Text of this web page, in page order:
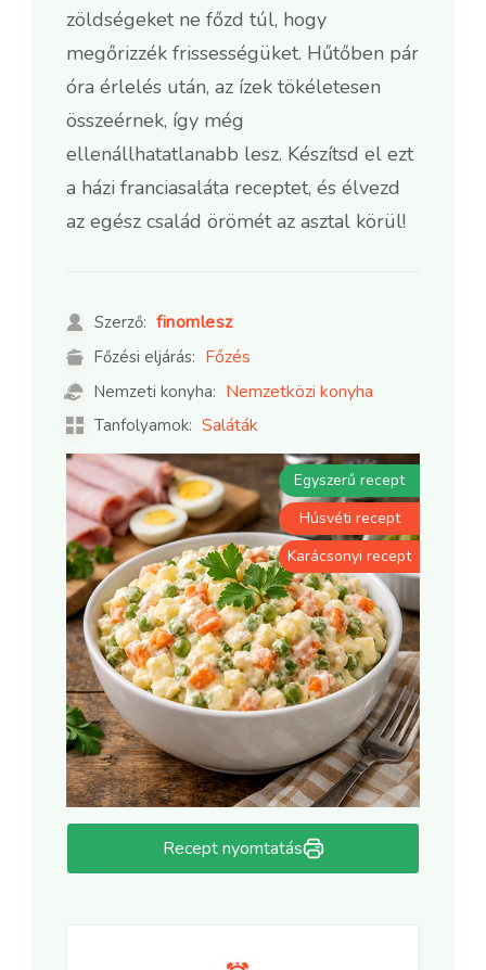
zöldségeket ne főzd túl, hogy
megőrizzék frissességüket. Hűtőben pár
óra érlelés után, az ízek tökéletesen
összeérnek, így még
ellenállhatatlanabb lesz. Készítsd el ezt
a házi franciasaláta receptet, és élvezd
az egész család örömét az asztal körül!
Szerző: finomlesz
Főzési eljárás: Főzés
Nemzeti konyha: Nemzetközi konyha
Tanfolyamok: Saláták
Recept nyomtatás
Egyszerű recept
Húsvéti recept
Karácsonyi recept